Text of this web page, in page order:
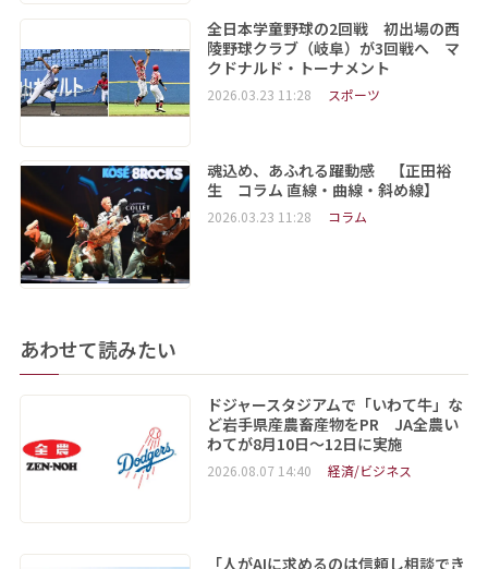
全日本学童野球の2回戦 初出場の西
陵野球クラブ（岐阜）が3回戦へ マ
クドナルド・トーナメント
2026.03.23 11:28 スポーツ
魂込め、あふれる躍動感 【正田裕
生 コラム 直線・曲線・斜め線】
2026.03.23 11:28 コラム
あわせて読みたい
ドジャースタジアムで「いわて牛」な
ど岩手県産農畜産物をPR JA全農い
わてが8月10日～12日に実施
2026.08.07 14:40 経済/ビジネス
「人がAIに求めるのは信頼し相談でき